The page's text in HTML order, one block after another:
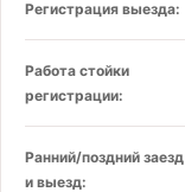
Регистрация выезда:
Работа стойки
регистрации:
Ранний/поздний заезд
и выезд: